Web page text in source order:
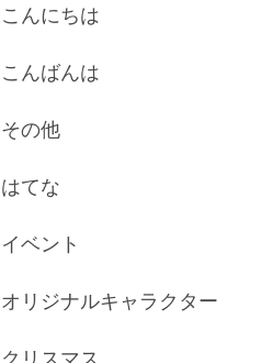
こんにちは
こんばんは
その他
はてな
イベント
オリジナルキャラクター
クリスマス